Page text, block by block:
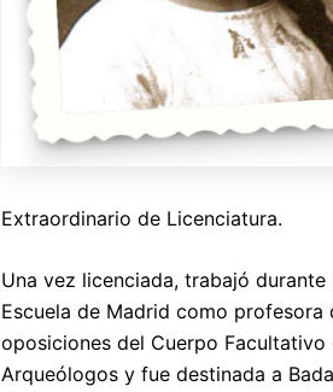
Extraordinario de Licenciatura.
Una vez licenciada, trabajó
Escuela de Madrid como
oposiciones del Cuerpo
Arqueólogos y fue destinada a